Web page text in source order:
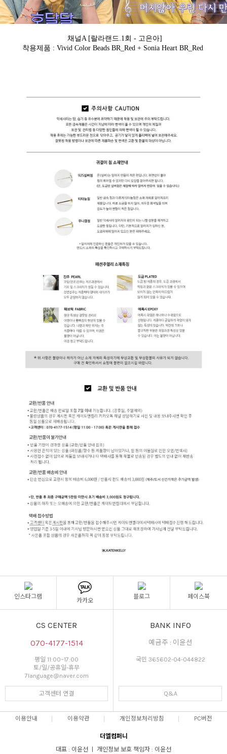
채널A [랄라랜드.1회 - 고은아]
착용제품 : Vivid Color Beads BR_Red + Sonia Heart BR_Red
인스타그램
카카오
블로그 페이스북
CS CENTER
070-4177-1514
평일 11:00~17:00
토/일/공휴일-휴무
7language@naver.com
고객센터 연결
BANK INFO
예금주 : 이윤선
국민 365602-04-044822
Q&A
이용안내 이용약관 개인정보처리방침 PC버전
더엘컴퍼니
대표 : 이윤선 ㅣ 개인정보 보호 책임자 : 이윤선